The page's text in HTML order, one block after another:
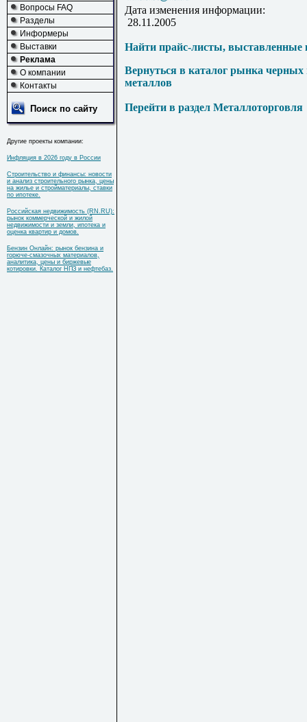
Вопросы FAQ
Разделы
Информеры
Выставки
Реклама
О компании
Контакты
Поиск по сайту
Другие проекты компании:
Инфляция в 2026 году в России
Строительство и финансы: новости
и анализ строительного рынка, цены
на жилье и стройматериалы, ставки
по ипотеке.
Российская недвижимость (RN.RU):
рынок коммерческой и жилой
недвижимости и земли, ипотека и
оценка квартир и домов.
Бензин Онлайн: рынок бензина и
горюче-смазочных материалов,
аналитика, цены и биржевые
котировки. Каталог НПЗ и нефтебаз.
Дата изменения информации:
28.11.2005
Найти прайс-листы, выставленные
Вернуться в каталог рынка
металлов
Перейти в раздел Металлоторговля